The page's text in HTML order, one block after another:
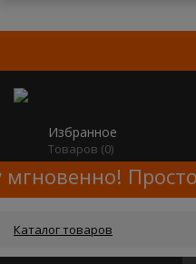
Избранное
Товаров (0)
Каталог товаров